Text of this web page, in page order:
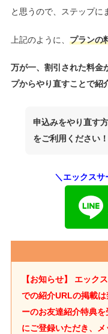
と思うので、ステップに
上記のように、 プランの
万が一、割引された料金
プからやり直すことで紹
申込みをやり直す
をご利用ください！
＼エックスサ
【お知らせ】 エック
での紹介URLの掲載
ーのお友達紹介特典
にご登録いただき、